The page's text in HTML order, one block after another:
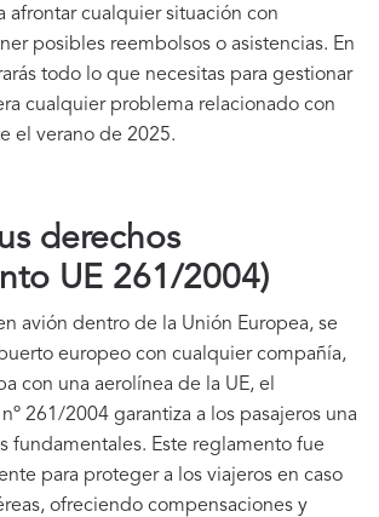
afrontar cualquier situación con
posibles reembolsos o asistencias. En
todo lo que necesitas para gestionar
cualquier problema relacionado con
el verano de 2025.
derechos
UE 261/2004)
avión dentro de la Unión Europea, se
europeo con cualquier compañía,
con una aerolínea de la UE, el
261/2004 garantiza a los pasajeros una
fundamentales. Este reglamento fue
para proteger a los viajeros en caso
ofreciendo compensaciones y